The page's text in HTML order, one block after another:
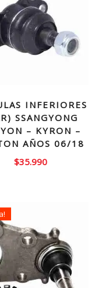
INFERIORES
SSANGYONG
– KYRON –
AÑOS 06/18
$35.990